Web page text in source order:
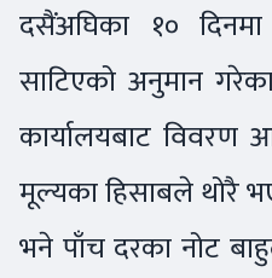
दसैंअघिका १०
साटिएको अनुमान
कार्यालयबाट
मूल्यका हिसाबले थोरै
भने पाँच दरका नोट